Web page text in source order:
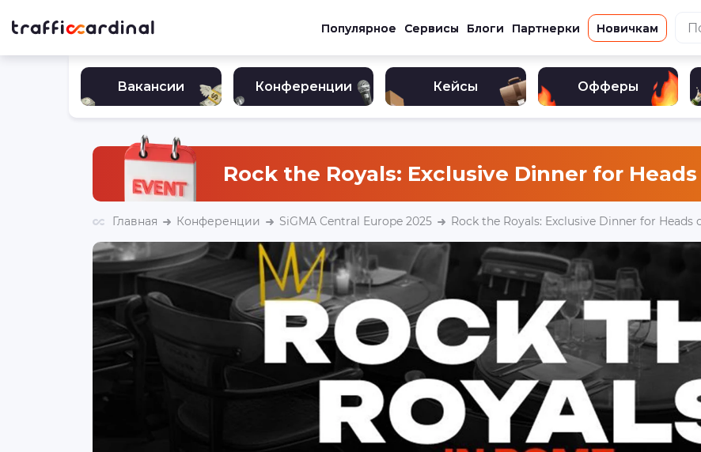
Популярное Сервисы Блоги Партнерки Новичкам
Вакансии Конференции Кейсы Офферы
Rock the Royals: Exclusive Dinner for
Главная Конференции SiGMA Central Europe 2025 Rock the Royals: Exclusive Dinner for Heads